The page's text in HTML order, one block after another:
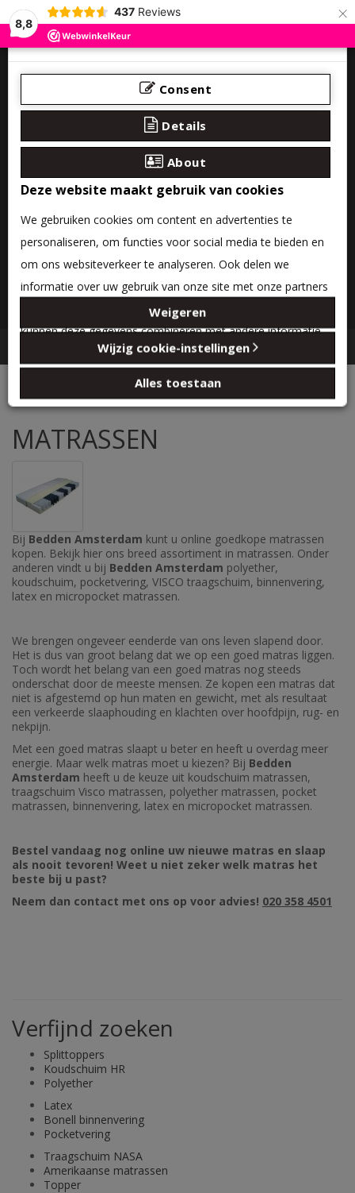
8,8
437 Reviews ×
0 product(en) - €0,00
MATRASSEN
MATRASSEN
Bij Bedden Amsterdam kunt u online goedkope matrassen
kopen. Bekijk hier ons breed assortiment in matrassen. Onder
anderen vindt u bij Bedden Amsterdam polyether,
koudschuim, pocketvering, VISCO traagschuim, binnenvering,
latex en micropocket matrassen.
We brengen ongeveer eenderde van ons leven slapend door.
Het is dus van groot belang dat we op een goed matras liggen.
Toch wordt het belang van een goed matras nog steeds
onderschat door de meeste mensen. Ze kopen een matras dat
niet is afgestemd op hun maten en gewicht, met als resultaat
een verkeerde slaaphouding en klachten over hoofdpijn, rug- en
nekpijn.
Met een goed matras slaapt u beter en heeft u overdag meer
energie. Maar welk matras moet u kiezen? Bij Bedden
Amsterdam heeft u de keuze uit koudschuim matrassen,
traagschuim Visco matrassen, polyether matrassen, pocket
matrassen, binnenvering, latex en micropocket matrassen.
Bestel vandaag nog online uw nieuwe matras en slaap
als nooit tevoren! Weet u niet zeker welk matras het
beste bij u past?
Neem dan contact met ons op voor advies! 020 358 4501
Verfijnd zoeken
Splittoppers
Koudschuim HR
Polyether
Latex
Bonell binnenvering
Pocketvering
Traagschuim NASA
Amerikaanse matrassen
Topper
Consent
Details
About
Deze website maakt gebruik van cookies
We gebruiken cookies om content en advertenties te
personaliseren, om functies voor social media te bieden en
om ons websiteverkeer te analyseren. Ook delen we
informatie over uw gebruik van onze site met onze partners
voor social media, adverteren en analyse. Deze partners
kunnen deze gegevens combineren met andere informatie
die u aan ze heeft verstrekt of die ze hebben verzameld op
basis van uw gebruik van hun services.
Weigeren
Wijzig cookie-instellingen
Alles toestaan